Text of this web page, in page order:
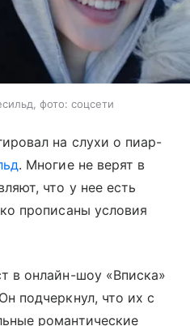
фото: соцсети
на слухи о пиар-
. Многие не верят в
что у нее есть
прописаны условия
в онлайн-шоу «Вписка»
подчеркнул, что их с
романтические